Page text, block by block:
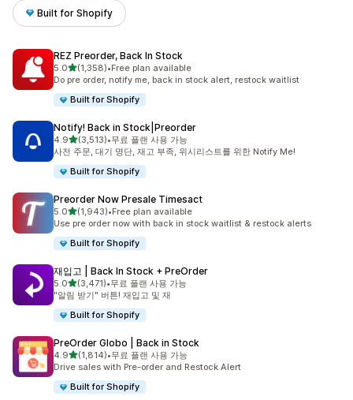
Built for Shopify
REZ Preorder, Back In Stock
5.0별 5개 중
(1,358)
총 리뷰 1358개
•Free plan available
Do pre order, notify me, back in stock alert, restock waitlist
Built for Shopify
Notify! Back in Stock|Preorder
4.9별 5개 중
(3,513)
총 리뷰 3513개
•무료 플랜 사용 가능
사전 주문, 대기 명단, 재고 부족, 위시리스트를 위한 Notify Me!
Built for Shopify
Preorder Now Presale Timesact
5.0별 5개 중
(1,943)
총 리뷰 1943개
•Free plan available
Use pre order now with back in stock waitlist & restock alerts
Built for Shopify
재입고 | Back In Stock + PreOrder
5.0별 5개 중
(3,471)
총 리뷰 3471개
•무료 플랜 사용 가능
"알림 받기" 버튼! 재입고 및 재
Built for Shopify
PreOrder Globo | Back in Stock
4.9별 5개 중
(1,814)
총 리뷰 1814개
•무료 플랜 사용 가능
Drive sales with Pre-order and Restock Alert
Built for Shopify